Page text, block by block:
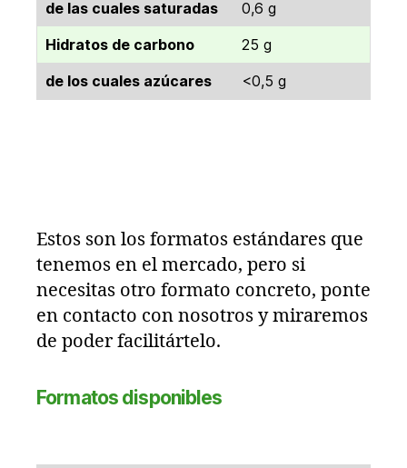
de las cuales saturadas
0,6 g
Hidratos de carbono
25 g
de los cuales azúcares
<0,5 g
Estos son los formatos estándares que
tenemos en el mercado, pero si
necesitas otro formato concreto, ponte
en contacto con nosotros y miraremos
de poder facilitártelo.
Formatos disponibles